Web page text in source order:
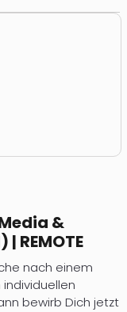
&
REMOTE
nach einem
bewirb Dich jetzt